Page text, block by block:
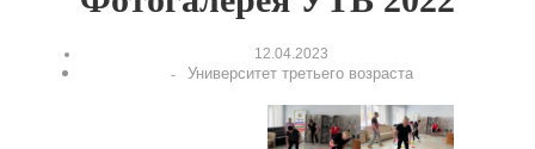
12.04.2023
-
Университет третьего возраста